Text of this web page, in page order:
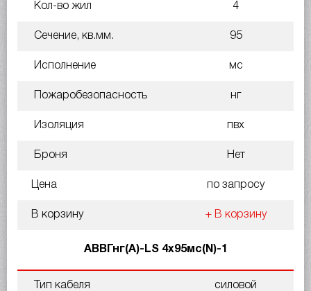
Кол-во жил 4
Сечение, кв.мм. 95
Исполнение мс
Пожаробезопасность нг
Изоляция пвх
Броня Нет
Цена по запросу
В корзину + В корзину
АВВГнг(A)-LS 4х95мс(N)-1
Тип кабеля силовой